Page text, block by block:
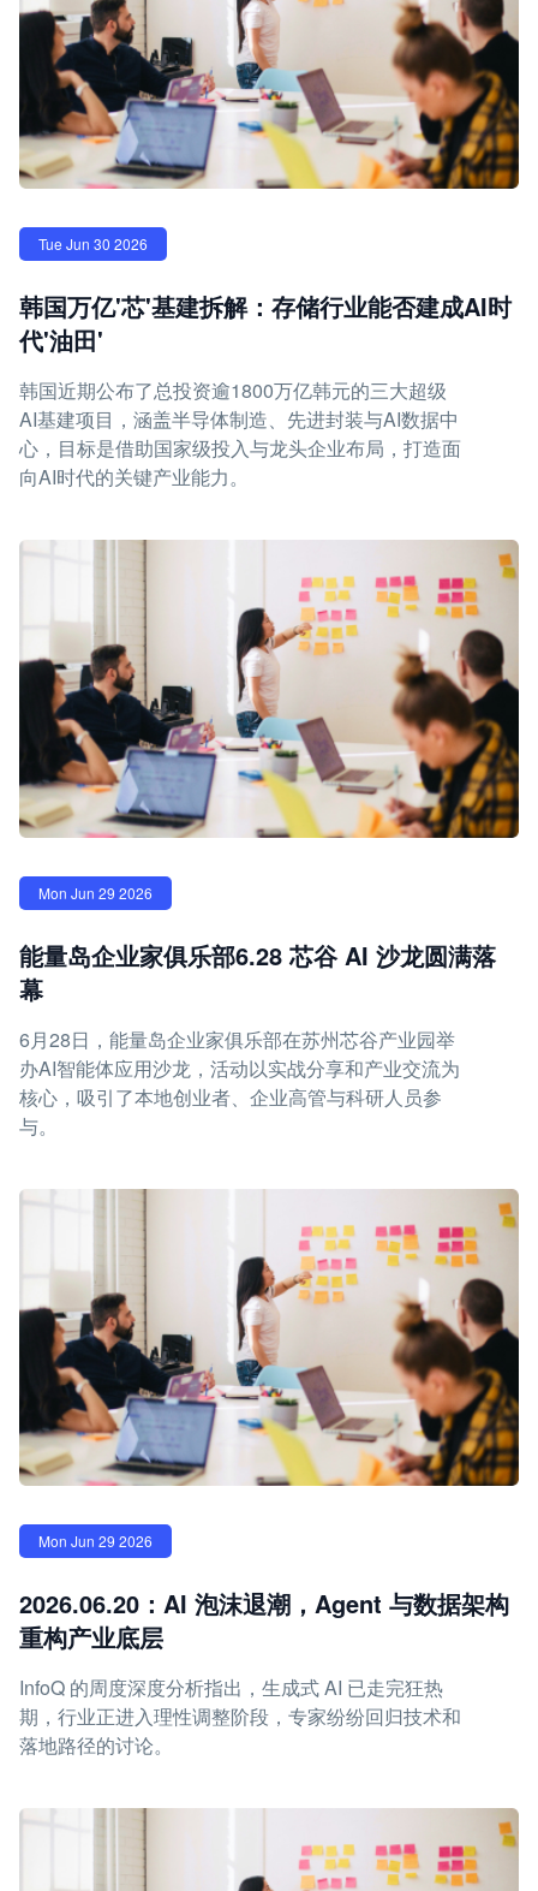
Tue Jun 30 2026
韩国万亿'芯'基建拆解：存储行业能否建成AI时
代'油田'
韩国近期公布了总投资逾1800万亿韩元的三大超级
AI基建项目，涵盖半导体制造、先进封装与AI数据中
心，目标是借助国家级投入与龙头企业布局，打造面
向AI时代的关键产业能力。
Mon Jun 29 2026
能量岛企业家俱乐部6.28 芯谷 AI 沙龙圆满落
幕
6月28日，能量岛企业家俱乐部在苏州芯谷产业园举
办AI智能体应用沙龙，活动以实战分享和产业交流为
核心，吸引了本地创业者、企业高管与科研人员参
与。
Mon Jun 29 2026
2026.06.20：AI 泡沫退潮，Agent 与数据架构
重构产业底层
InfoQ 的周度深度分析指出，生成式 AI 已走完狂热
期，行业正进入理性调整阶段，专家纷纷回归技术和
落地路径的讨论。